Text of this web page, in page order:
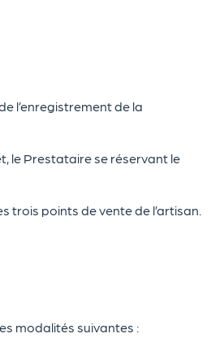
l’enregistrement de la
le Prestataire se réservant le
trois points de vente de l’artisan.
modalités suivantes :